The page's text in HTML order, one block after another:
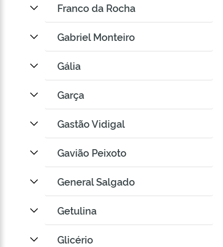
Franco da Rocha
Gabriel Monteiro
Gália
Garça
Gastão Vidigal
Gavião Peixoto
General Salgado
Getulina
Glicério